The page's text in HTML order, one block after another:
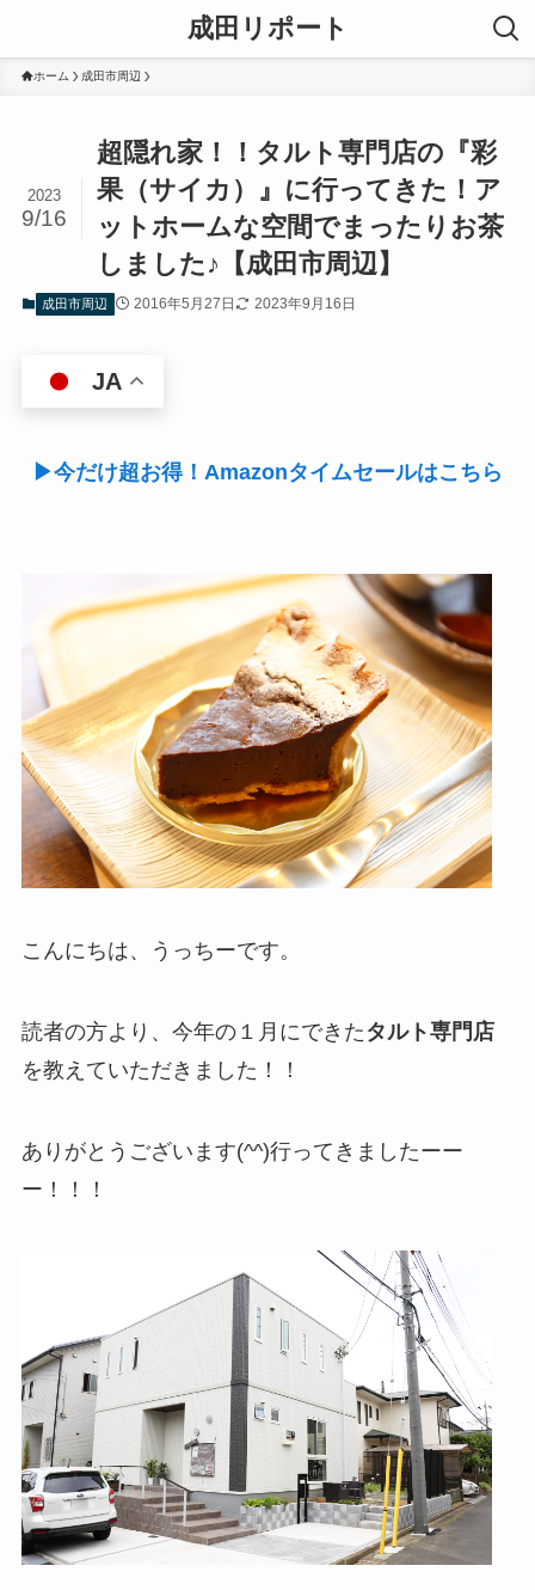
成田リポート
ホーム 成田市周辺
超隠れ家！！タルト専門店の『彩
果（サイカ）』に行ってきた！ア
ットホームな空間でまったりお茶
しました♪【成田市周辺】
2023
9/16
成田市周辺 2016年5月27日 2023年9月16日
JA
▶今だけ超お得！Amazonタイムセールはこちら
こんにちは、うっちーです。
読者の方より、今年の１月にできた タルト専門店
を教えていただきました！！
ありがとうございます(^^)行ってきましたーー
ー！！！